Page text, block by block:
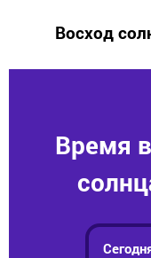
Восход
Время